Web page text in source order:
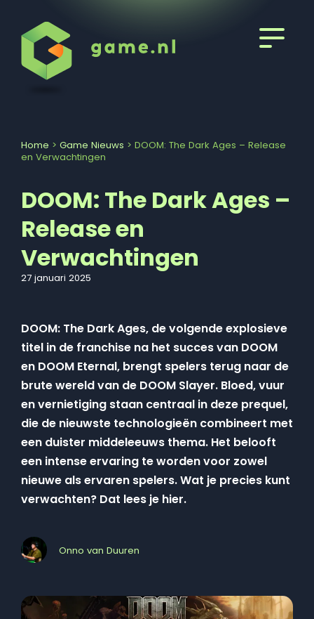
Home > Game Nieuws > DOOM: The Dark Ages – Release
en Verwachtingen
DOOM: The Dark Ages –
Release en
Verwachtingen
27 januari 2025
DOOM: The Dark Ages, de volgende explosieve
titel in de franchise na het succes van DOOM
en DOOM Eternal, brengt spelers terug naar de
brute wereld van de DOOM Slayer. Bloed, vuur
en vernietiging staan centraal in deze prequel,
die de nieuwste technologieën combineert met
een duister middeleeuws thema. Het belooft
een intense ervaring te worden voor zowel
nieuwe als ervaren spelers. Wat je precies kunt
verwachten? Dat lees je hier.
Onno van Duuren